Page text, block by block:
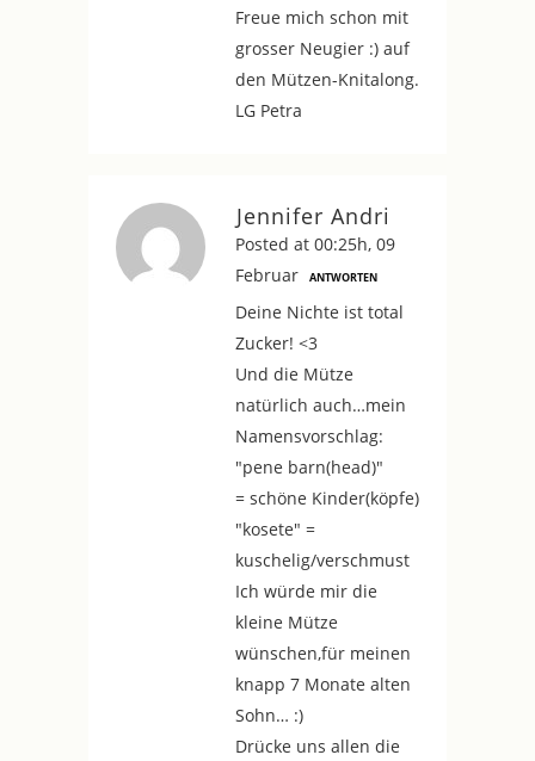
Freue mich schon mit
grosser Neugier :) auf
den Mützen-Knitalong.
LG Petra
Jennifer Andri
Posted at 00:25h, 09
Februar
ANTWORTEN
Deine Nichte ist total
Zucker! <3
Und die Mütze
natürlich auch…mein
Namensvorschlag:
"pene barn(head)"
= schöne Kinder(köpfe)
"kosete" =
kuschelig/verschmust
Ich würde mir die
kleine Mütze
wünschen,für meinen
knapp 7 Monate alten
Sohn… :)
Drücke uns allen die